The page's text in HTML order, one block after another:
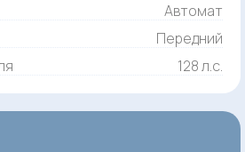
Автомат
Передний
128 л.с.